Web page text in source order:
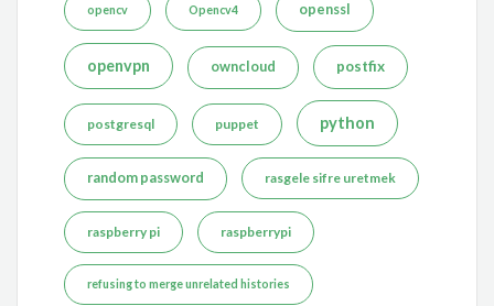
opencv Opencv4 openssl
openvpn owncloud postfix
postgresql puppet python
random password rasgele sifre uretmek
raspberry pi raspberrypi
refusing to merge unrelated histories